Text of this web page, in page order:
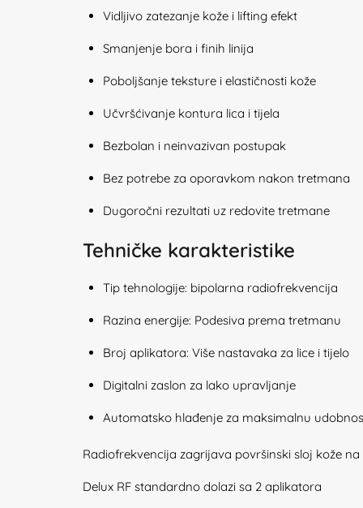
Vidljivo zatezanje kože i lifting efekt
Smanjenje bora i finih linija
Poboljšanje teksture i elastičnosti kože
Učvršćivanje kontura lica i tijela
Bezbolan i neinvazivan postupak
Bez potrebe za oporavkom nakon tretmana
Dugoročni rezultati uz redovite tretmane
Tehničke karakteristike
Tip tehnologije: bipolarna radiofrekvencija
Razina energije: Podesiva prema tretmanu
Broj aplikatora: Više nastavaka za lice i tijelo
Digitalni zaslon za lako upravljanje
Automatsko hlađenje za maksimalnu
Radiofrekvencija zagrijava površinski sloj kože na
Delux RF standardno dolazi sa 2 aplikatora